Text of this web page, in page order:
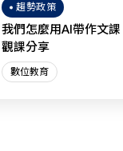
趨勢政策
我們怎麼用AI帶作文
觀課分享
數位教育